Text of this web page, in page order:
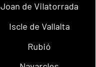
Joan de Vilatorrada
Iscle de Vallalta
Rubió